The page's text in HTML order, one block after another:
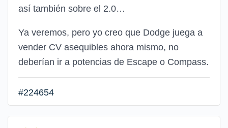
así también sobre el 2.0…
Ya veremos, pero yo creo que Dodge juega a
vender CV asequibles ahora mismo, no
deberían ir a potencias de Escape o Compass.
#224654